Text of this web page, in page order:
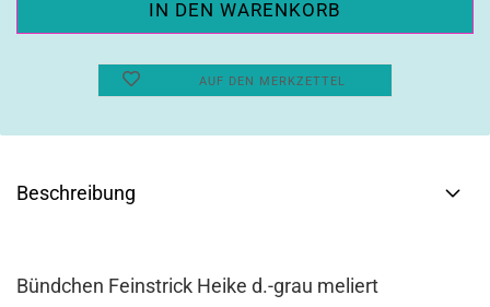
AUF DEN MERKZETTEL
Beschreibung
Bündchen Feinstrick Heike d.-grau meliert